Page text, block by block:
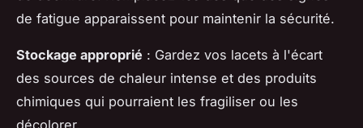
de fatigue apparaissent pour maintenir la sécurité.
Stockage approprié : Gardez vos lacets à l'écart
des sources de chaleur intense et des produits
chimiques qui pourraient les fragiliser ou les